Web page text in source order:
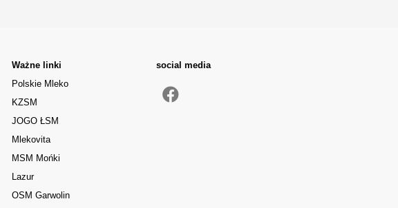
Ważne linki
Polskie Mleko
KZSM
JOGO ŁSM
Mlekovita
MSM Mońki
Lazur
OSM Garwolin
social media